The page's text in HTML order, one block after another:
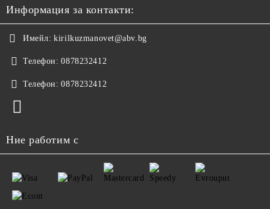
Информация за контакти:
Имейл: kirilkuzmanovet@abv.bg
Телефон: 0878232412
Телефон: 0878232412
Ние работим с